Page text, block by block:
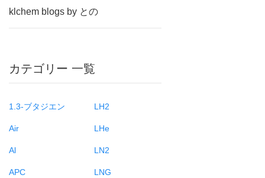
klchem blogs by との
カテゴリー 一覧
1.3-ブタジエン
Air
Al
APC
LH2
LHe
LN2
LNG